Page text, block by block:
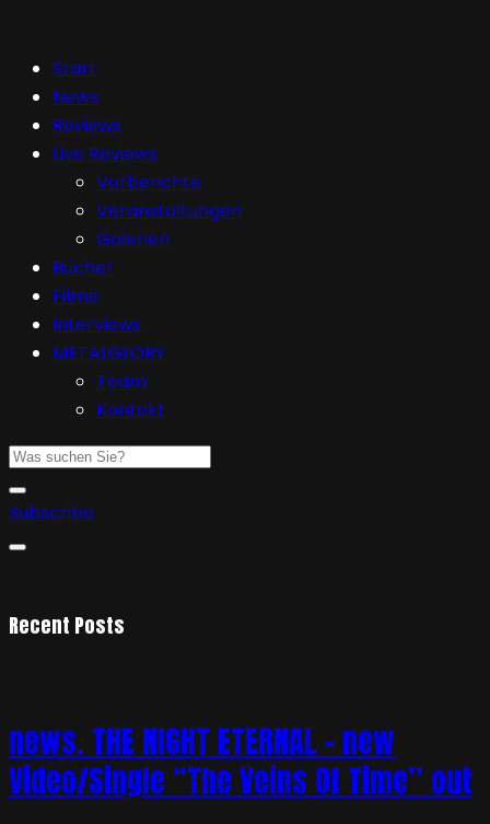
Start
News
Reviews
Live Reviews
Vorberichte
Veranstaltungen
Galerien
Bücher
Filme
Interviews
METALGLORY
Team
Kontakt
Subscribe
Recent Posts
news. THE NIGHT ETERNAL – new
Video/Single “The Veins Of Time” out